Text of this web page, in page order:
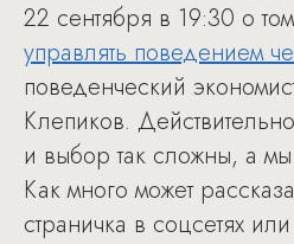
22 сентября в 19:30 о
управлять поведением
поведенческий
Клепиков.
и выбор так сложны, а
Как много может
страничка в соцсетях